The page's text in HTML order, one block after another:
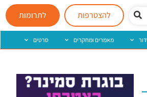
להצטרפות לתרומות
מאמרים ומחקרים סרטים